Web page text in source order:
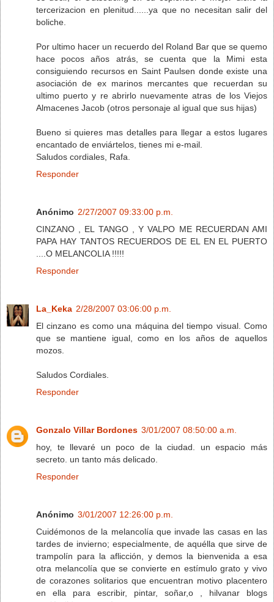
tercerizacion en plenitud......ya que no necesitan salir del
boliche.
Por ultimo hacer un recuerdo del Roland Bar que se quemo
hace pocos años atrás, se cuenta que la Mimi esta
consiguiendo recursos en Saint Paulsen donde existe una
asociación de ex marinos mercantes que recuerdan su
ultimo puerto y re abrirlo nuevamente atras de los Viejos
Almacenes Jacob (otros personaje al igual que sus hijas)
Bueno si quieres mas detalles para llegar a estos lugares
encantado de enviártelos, tienes mi e-mail.
Saludos cordiales, Rafa.
Responder
Anónimo 2/27/2007 09:33:00 p.m.
CINZANO , EL TANGO , Y VALPO ME RECUERDAN AMI
PAPA HAY TANTOS RECUERDOS DE EL EN EL PUERTO
....O MELANCOLIA !!!!!
Responder
La_Keka 2/28/2007 03:06:00 p.m.
El cinzano es como una máquina del tiempo visual. Como
que se mantiene igual, como en los años de aquellos
mozos.
Saludos Cordiales.
Responder
Gonzalo Villar Bordones 3/01/2007 08:50:00 a.m.
hoy, te llevaré un poco de la ciudad. un espacio más
secreto. un tanto más delicado.
Responder
Anónimo 3/01/2007 12:26:00 p.m.
Cuidémonos de la melancolía que invade las casas en las
tardes de invierno; especialmente, de aquélla que sirve de
trampolín para la aflicción, y demos la bienvenida a esa
otra melancolía que se convierte en estímulo grato y vivo
de corazones solitarios que encuentran motivo placentero
en ella para escribir, pintar, soñar,o , hilvanar blogs